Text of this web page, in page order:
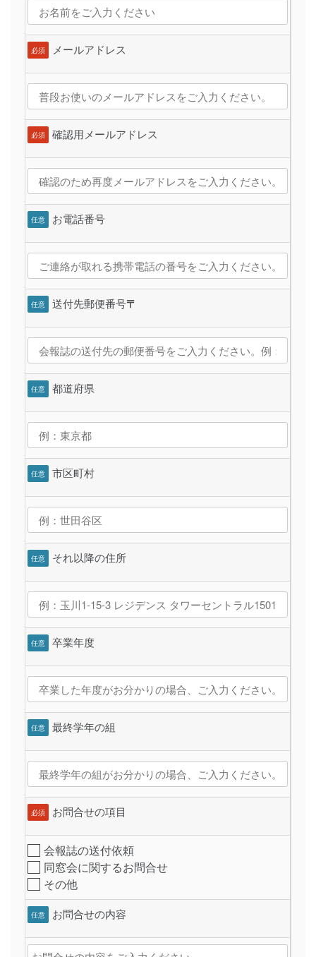
必須 メールアドレス
必須 確認用メールアドレス
任意 お電話番号
任意 送付先郵便番号〒
任意 都道府県
任意 市区町村
任意 それ以降の住所
任意 卒業年度
任意 最終学年の組
必須 お問合せの項目
会報誌の送付依頼
同窓会に関するお問合せ
その他
任意 お問合せの内容